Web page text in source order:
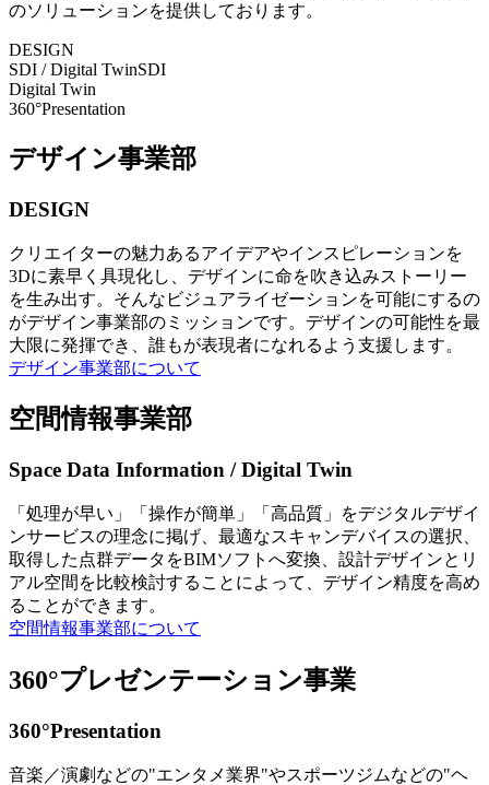
のソリューションを提供しております。
DESIGN
SDI / Digital TwinSDI
Digital Twin
360°Presentation
デザイン事業部
DESIGN
クリエイターの魅力あるアイデアやインスピレーションを
3Dに素早く具現化し、デザインに命を吹き込みストーリー
を生み出す。そんなビジュアライゼーションを可能にするの
がデザイン事業部のミッションです。デザインの可能性を最
大限に発揮でき、誰もが表現者になれるよう支援します。
デザイン事業部について
空間情報事業部
Space Data Information / Digital Twin
「処理が早い」「操作が簡単」「高品質」をデジタルデザイ
ンサービスの理念に掲げ、最適なスキャンデバイスの選択、
取得した点群データをBIMソフトへ変換、設計デザインとリ
アル空間を比較検討することによって、デザイン精度を高め
ることができます。
空間情報事業部について
360°プレゼンテーション事業
360°Presentation
音楽／演劇などの"エンタメ業界"やスポーツジムなどの"ヘ